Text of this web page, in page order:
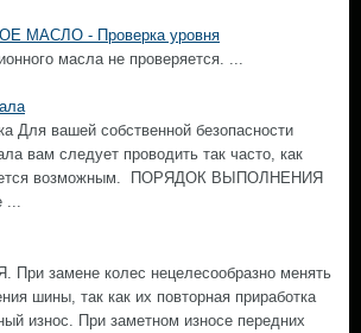
МАСЛО - Проверка уровня
масла не проверяется. ...
Для вашей собственной безопасности
вам следует проводить так часто, как
возможным. ПОРЯДОК ВЫПОЛНЕНИЯ
...
замене колес нецелесообразно менять
шины, так как их повторная приработка
износ. При заметном износе передних